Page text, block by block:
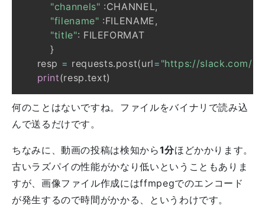
"channels" :CHANNEL,
"filename" :FILENAME,
"title":
}
    resp
= requests.post(url= "https://slack.com/
print(resp.text)
何のことはないですね。ファイルをバイナリで読み込
んで送るだけです。
ちなみに、動画の投稿は検知から1分ほどかかります。
古いラズパイの性能がかなり低いということもありま
すが、画像ファイル作成にはffmpegでのエンコード
が発生するので時間がかかる、というわけです。